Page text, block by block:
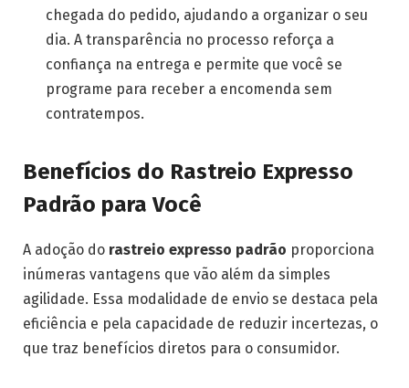
chegada do pedido, ajudando a organizar o seu
dia. A transparência no processo reforça a
confiança na entrega e permite que você se
programe para receber a encomenda sem
contratempos.
Benefícios do Rastreio Expresso
Padrão para Você
A adoção do rastreio expresso padrão proporciona
inúmeras vantagens que vão além da simples
agilidade. Essa modalidade de envio se destaca pela
eficiência e pela capacidade de reduzir incertezas, o
que traz benefícios diretos para o consumidor.